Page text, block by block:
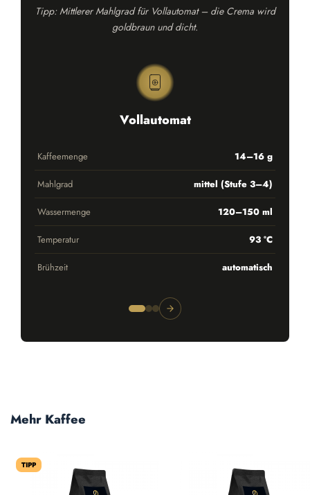
Tipp: Mittlerer Mahlgrad für Vollautomat – die Crema wird
goldbraun und dicht.
Vollautomat
Kaffeemenge 14–16 g
Mahlgrad mittel (Stufe 3–4)
Wassermenge 120–150 ml
Temperatur 93 °C
Brühzeit automatisch
Produktgalerie überspringen
Mehr Kaffee
TIPP